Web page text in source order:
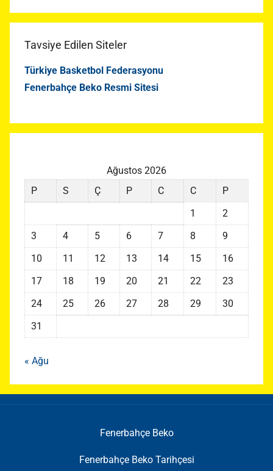
Tavsiye Edilen Siteler
Türkiye Basketbol Federasyonu
Fenerbahçe Beko Resmi Sitesi
Ağustos 2026
P
S Ç P C C
P
1
2
3
4 5 6 7 8
9
10
11 12 13 14 15
16
17
18 19 20 21 22
23
24
25 26 27 28 29
30
31
« Ağu
Fenerbahçe Beko
Fenerbahçe Beko Tarihçesi